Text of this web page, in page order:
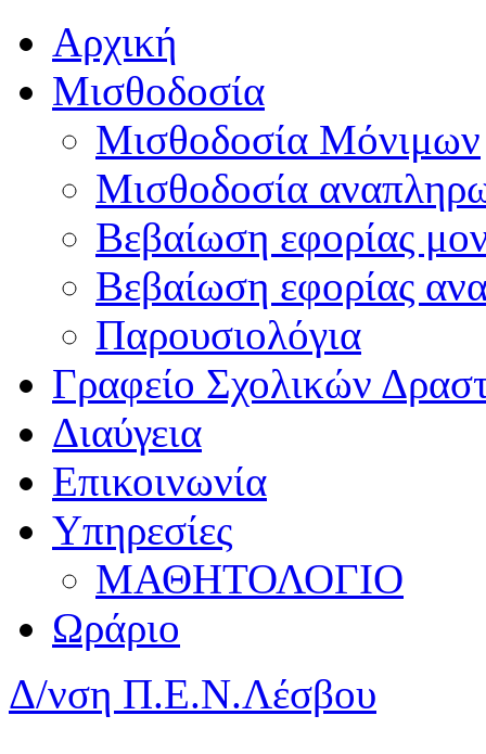
Αρχική
Μισθοδοσία
Μισθοδοσία Μόνιμων
Μισθοδοσία
Βεβαίωση εφορίας
Βεβαίωση εφορίας
Παρουσιολόγια
Γραφείο Σχολικών
Διαύγεια
Επικοινωνία
Υπηρεσίες
ΜΑΘΗΤΟΛΟΓΙΟ
Ωράριο
Δ/νση Π.Ε.Ν.Λέσβου